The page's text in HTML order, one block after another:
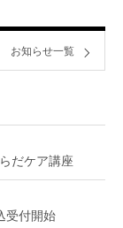
だケア講座
受付開始
お知らせ一覧